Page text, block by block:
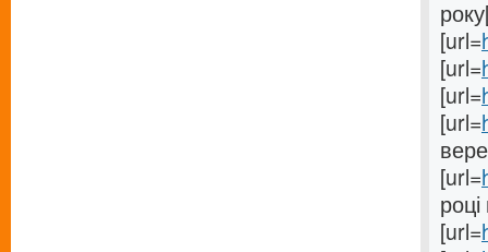
[url=
[url=
[url=
[url=
[url=
[url=